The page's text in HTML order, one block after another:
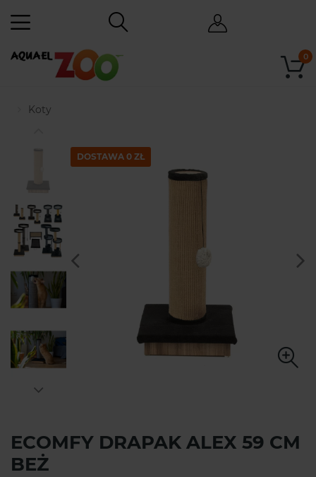
0
Koty
DOSTAWA 0 ZŁ
ECOMFY DRAPAK ALEX 59 CM
BEŻ